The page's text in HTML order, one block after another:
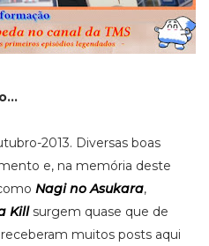
2013. Diversas boas
e, na memória deste
Nagi no Asukara,
Killsurgem quase que de
muitos posts aqui